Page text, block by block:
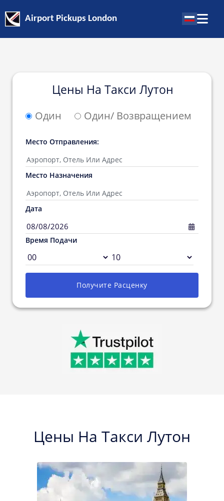
Airport Pickups London
Цены На Такси Лутон
Один Один/ Возвращением
Место Oтправления:
Место Hазначения
Дата
08/08/2026
Время Подачи
Получите Pасценку
Цены На Такси Лутон